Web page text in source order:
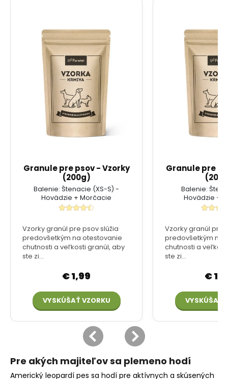
Pre akých majiteľov sa plemeno hodí
Americký leopardí pes sa hodí pre aktívnych a skúsených